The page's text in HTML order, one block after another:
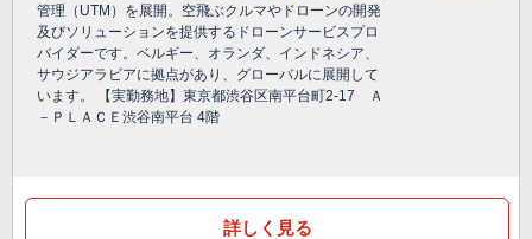
管理（UTM）を展開。空飛ぶクルマやドローンの開発
及びソリューションを提供するドローンサービスプロ
バイダーです。ベルギー、オランダ、インドネシア、
サウジアラビアに拠点があり、グローバルに展開して
います。 【実勤務地】東京都渋谷区南平台町2-17 Ａ
－ＰＬＡＣＥ渋谷南平台 4階
詳しく見る